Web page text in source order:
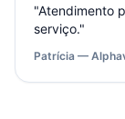
"Atendimento
serviço."
Patrícia —